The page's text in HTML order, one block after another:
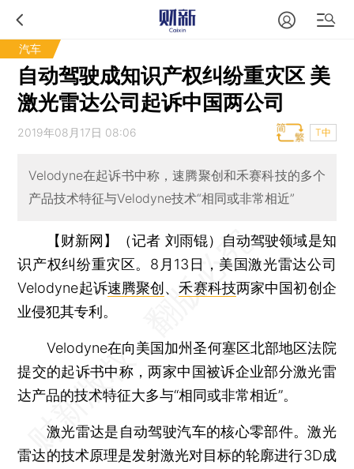
汽车
自动驾驶成知识产权纠纷重灾区 美
激光雷达公司起诉中国两公司
2019年08月17日 08:06 T中
Velodyne在起诉书中称，速腾聚创和禾赛科技的多个
产品技术特征与Velodyne技术“相同或非常相近”
【财新网】（记者 刘雨锟） 自动驾驶领域是知
识产权纠纷重灾区。8月13日，美国激光雷达公司
Velodyne起诉速腾聚创 、禾赛科技两家中国初创企
业侵犯其专利。
Velodyne在向美国加州圣何塞区北部地区法院
提交的起诉书中称，两家中国被诉企业部分激光雷
达产品的技术特征大多与“相同或非常相近”。
激光雷达是自动驾驶汽车的核心零部件。激光
雷达的技术原理是发射激光对目标的轮廓进行3D成